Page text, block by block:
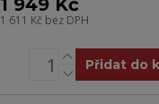
1 949 Kč
1 611 Kč bez DPH
Přidat do